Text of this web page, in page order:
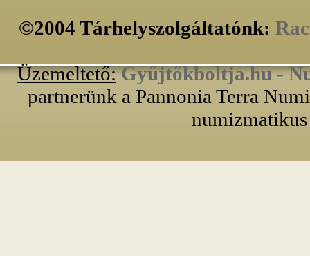
©2004 Tárhelyszolgáltatónk:
Üzemeltető: Gyűjtőkboltja.hu -
partnerünk a Pannonia Terra
numizmatikus